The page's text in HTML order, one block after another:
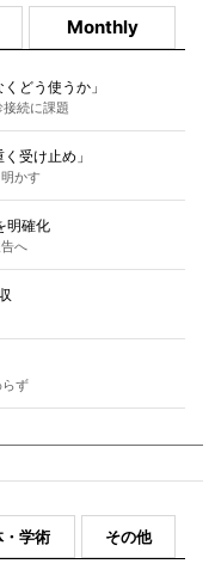
Monthly
どう使うか」
続に課題
受け止め」
かす
明確化
へ
ず
・学術 その他